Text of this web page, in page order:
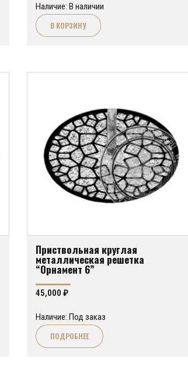
Наличие: В наличии
В КОРЗИНУ
Приствольная круглая
металлическая решетка
“Орнамент 6”
45,000 ₽
Наличие: Под заказ
ПОДРОБНЕЕ